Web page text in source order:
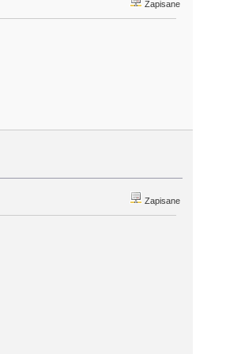
Zapisane
Zapisane